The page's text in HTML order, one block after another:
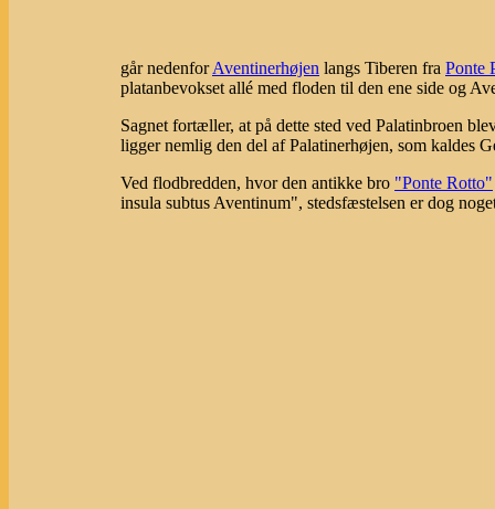
går nedenforAventinerhøjen langs Tiberen fra Ponte
platanbevokset allé med floden til den ene side og
Sagnet fortæller, at på dette sted ved Palatinbroen
ligger nemlig den del af Palatinerhøjen, som kaldes
Ved flodbredden, hvor den antikke bro "Ponte Rotto"
insula subtus Aventinum", stedsfæstelsen er dog